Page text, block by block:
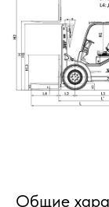
Общие